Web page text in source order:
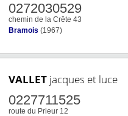
0272030529
chemin de la Crête 43
Bramois (1967)
VALLET jacques et luce
0227711525
route du Prieur 12